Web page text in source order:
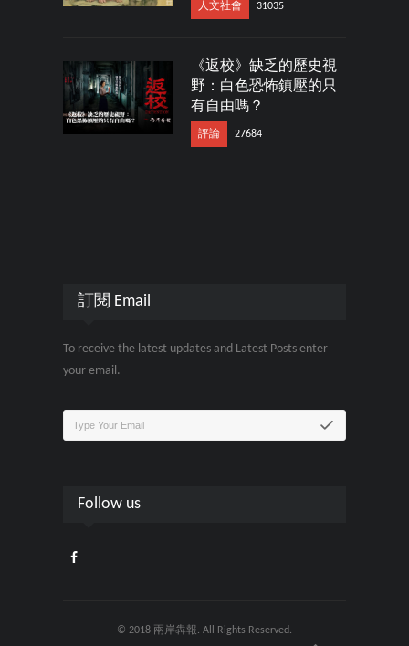
人文社會 31035
《返校》缺乏的歷史視
野：白色恐怖鎮壓的只
有自由嗎？
評論 27684
訂閱 Email
To receive the latest updates and Latest Posts enter
your email.
Follow us
© 2018 兩岸犇報. All Rights Reserved.